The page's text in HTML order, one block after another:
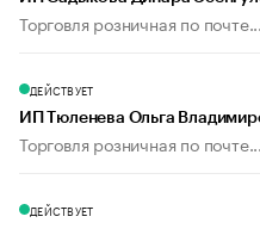
Торговля розничная по почте...
ДЕЙСТВУЕТ
ИП Тюленева Ольга
Торговля розничная по почте...
ДЕЙСТВУЕТ